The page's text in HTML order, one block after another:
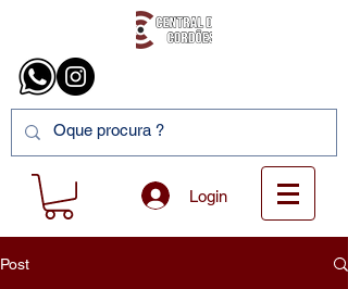
Login
Post